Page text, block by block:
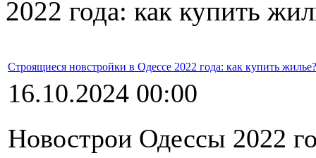
2022 года: как купить
Строящиеся новстройки в Одессе 2022 года: как купить жилье?
16.10.2024 00:00
Новострои Одессы 2022